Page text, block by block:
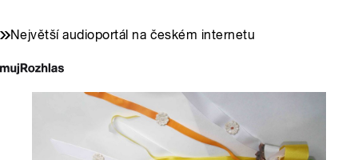
Největší audioportál na českém internetu